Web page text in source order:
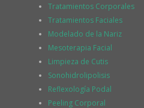
Tratamientos Corporales
Tratamientos Faciales
Modelado de la Nariz
Mesoterapia Facial
Limpieza de Cutis
Sonohidrolipolisis
Reflexología Podal
Peeling Corporal